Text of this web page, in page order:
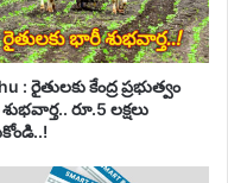
: రైతులకు కేంద్ర ప్రభుత్వం
రూ.5 లక్షలు